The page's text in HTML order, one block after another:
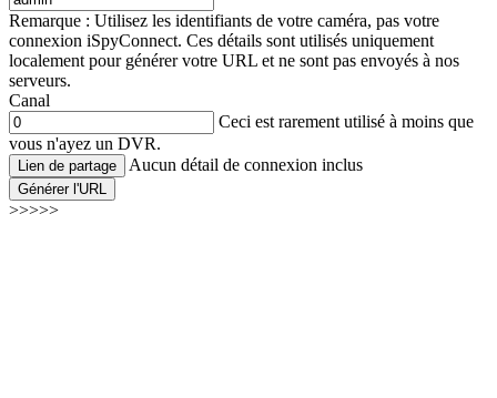
Remarque : Utilisez les identifiants de votre caméra, pas votre
connexion iSpyConnect. Ces détails sont utilisés uniquement
localement pour générer votre URL et ne sont pas envoyés à nos
serveurs.
Canal
Ceci est rarement utilisé à moins que
vous n'ayez un DVR.
Lien de partage Aucun détail de connexion inclus
Générer l'URL
>>>>>